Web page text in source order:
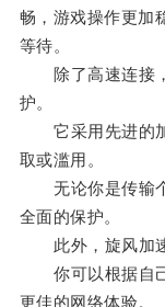
畅，游戏操作更加
等待。
除了高速连接，
护。
它采用先进的加
取或滥用。
无论你是传输个
全面的保护。
此外，旋风加速
你可以根据自己
更佳的网络体验。